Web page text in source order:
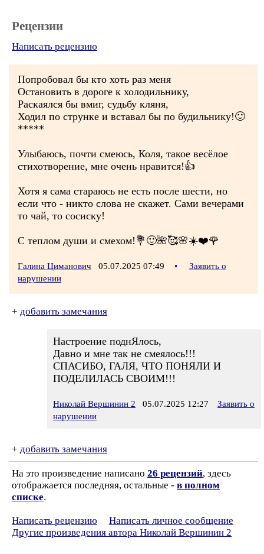
Рецензии
Написать рецензию
Попробовал бы кто хоть раз меня
Остановить в дороге к холодильнику,
Раскаялся бы вмиг, судьбу кляня,
Ходил по струнке и вставал бы по будильнику!🙂
*****
Улыбаюсь, почти смеюсь, Коля, такое весёлое
стихотворение, мне очень нравится!👍
Хотя я сама стараюсь не есть после шести, но
если что - никто слова не скажет. Сами вечерами
то чай, то сосиску!
С теплом души и смехом!💐🙂🌺🥰🌸☀️❤️🌹
Галина Циманович 05.07.2025 07:49 •
Заявить о
нарушении
+ добавить замечания
Настроение поднЯлось,
Давно и мне так не смеялось!!!
СПАСИБО, ГАЛЯ, ЧТО ПОНЯЛИ И
ПОДЕЛИЛАСЬ СВОИМ!!!
Николай Вершинин 2 05.07.2025 12:27
Заявить о
нарушении
+ добавить замечания
На это произведение написано 26 рецензий, здесь
отображается последняя, остальные - в полном
списке.
Написать рецензию
Написать личное сообщение
Другие произведения автора Николай Вершинин 2